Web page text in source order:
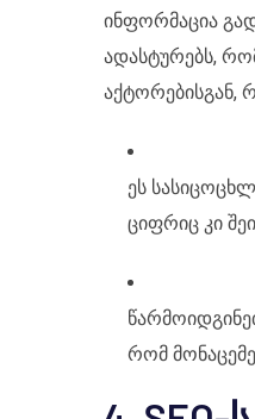
ინფორმაცია
ადასტურებს,
აქტორებისგან,
ეს
ციფრიც კი
რომ